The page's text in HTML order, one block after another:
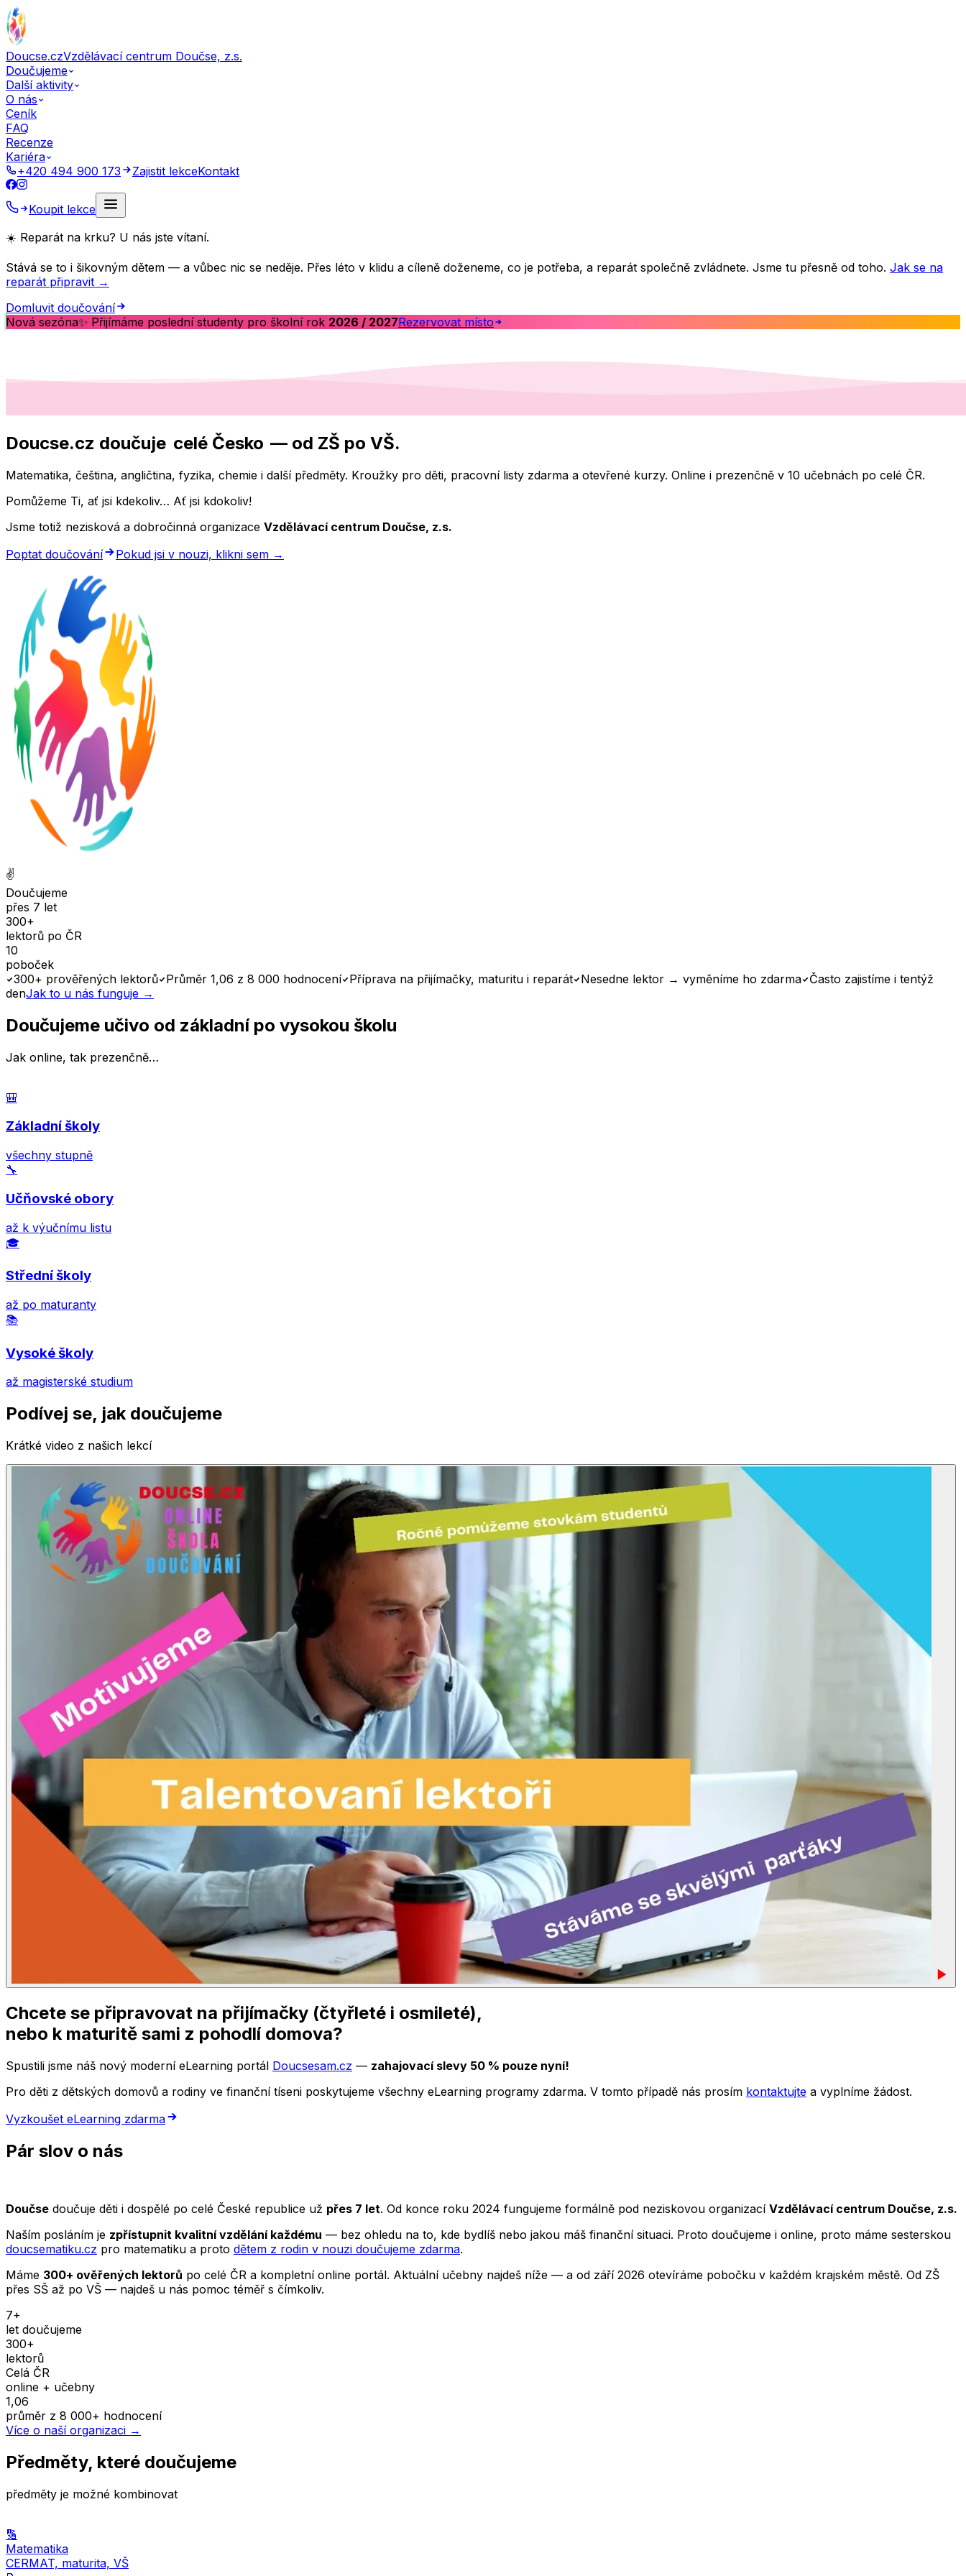
Doucse.czVzdělávací centrum Doučse, z.s.
Doučujeme
Další aktivity
O nás
Ceník
FAQ
Recenze
Kariéra
+420 494 900 173
Zajistit lekceKontakt
Koupit lekce
☀️ Reparát na krku? U nás jste vítaní.
Stává se to i šikovným dětem — a vůbec nic se neděje. Přes léto v klidu a cíleně doženeme, co je potřeba, a reparát společně zvládnete. Jsme tu přesně od toho. Jak se na
reparát připravit →
Domluvit doučování
Nová sezóna✨ Přijímáme poslední studenty pro školní rok 2026 / 2027Rezervovat místo
Doucse.cz doučuje celé Česko — od ZŠ po VŠ.
Matematika, čeština, angličtina, fyzika, chemie i další předměty. Kroužky pro děti, pracovní listy zdarma a otevřené kurzy. Online i prezenčně v 10 učebnách po celé ČR.
Pomůžeme Ti, ať jsi kdekoliv… Ať jsi kdokoliv!
Jsme totiž nezisková a dobročinná organizace Vzdělávací centrum Doučse, z.s.
Poptat doučování
Pokud jsi v nouzi, klikni sem →
✌️
Doučujeme
přes 7 let
300+
lektorů po ČR
10
poboček
300+ prověřených lektorů Průměr 1,06 z 8 000 hodnocení Příprava na přijímačky, maturitu i reparát Nesedne lektor → vyměníme ho zdarma Často zajistíme i tentýž
denJak to u nás funguje →
Doučujeme učivo od základní po vysokou školu
Jak online, tak prezenčně…
🎒
Základní školy
všechny stupně
🔧
Učňovské obory
až k výučnímu listu
🎓
Střední školy
až po maturanty
📚
Vysoké školy
až magisterské studium
Podívej se, jak doučujeme
Krátké video z našich lekcí
Chcete se připravovat na přijímačky (čtyřleté i osmileté),
nebo k maturitě sami z pohodlí domova?
Spustili jsme náš nový moderní eLearning portál Doucsesam.cz — zahajovací slevy 50 % pouze nyní!
Pro děti z dětských domovů a rodiny ve finanční tíseni poskytujeme všechny eLearning programy zdarma. V tomto případě nás prosím kontaktujte a vyplníme žádost.
Vyzkoušet eLearning zdarma
Pár slov o nás
Doučse doučuje děti i dospělé po celé České republice už přes 7 let. Od konce roku 2024 fungujeme formálně pod neziskovou organizací Vzdělávací centrum Doučse, z.s.
Naším posláním je zpřístupnit kvalitní vzdělání každému — bez ohledu na to, kde bydlíš nebo jakou máš finanční situaci. Proto doučujeme i online, proto máme sesterskou
doucsematiku.cz pro matematiku a proto dětem z rodin v nouzi doučujeme zdarma.
Máme 300+ ověřených lektorů po celé ČR a kompletní online portál. Aktuální učebny najdeš níže — a od září 2026 otevíráme pobočku v každém krajském městě. Od ZŠ
přes SŠ až po VŠ — najdeš u nás pomoc téměř s čímkoliv.
7+
let doučujeme
300+
lektorů
Celá ČR
online + učebny
1,06
průměr z 8 000+ hodnocení
Více o naší organizaci →
Předměty, které doučujeme
předměty je možné kombinovat
🔢
Matematika
CERMAT, maturita, VŠ